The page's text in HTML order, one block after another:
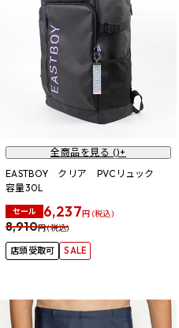
全商品を見る ()+
EASTBOY クリア PVCリュック
容量30L
セール 6,237円 (税込)
8,910円 (税込)
店頭受取可 SALE